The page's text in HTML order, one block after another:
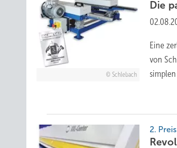
Schlebach
Die
Eine
von
simplen
2. Preis